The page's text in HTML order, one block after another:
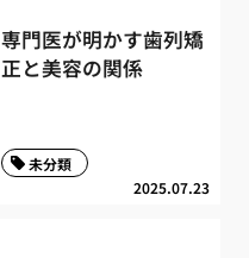
専門医が明かす歯列矯
正と美容の関係
2025.07.23
未分類